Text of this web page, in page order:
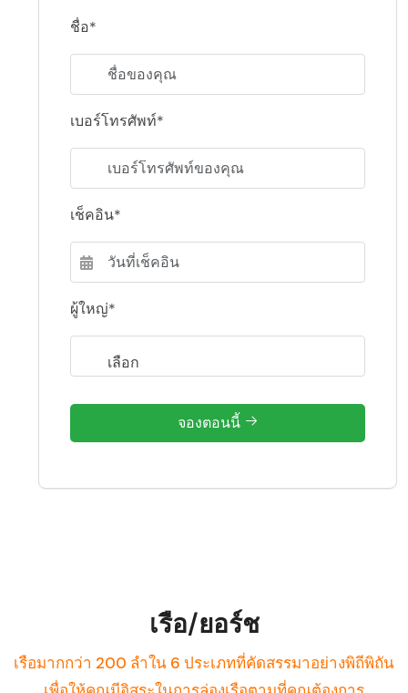
ชื่อ*
เบอร์โทรศัพท์*
เช็คอิน*
ผู้ใหญ่*
จองตอนนี้
เรือ/ยอร์ช
เรือมากกว่า 200 ลำใน 6 ประเภทที่คัดสรรมาอย่างพิถีพิถัน